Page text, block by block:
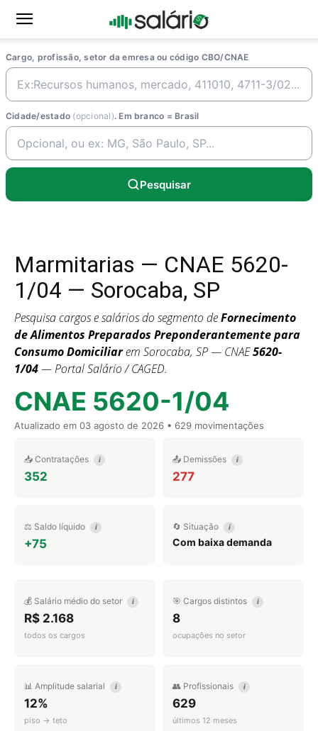
Cargo, profissão, setor da emresa ou código CBO/CNAE
Cidade/estado (opcional). Em branco = Brasil
Pesquisar
Marmitarias — CNAE 5620-
1/04 — Sorocaba, SP
Pesquisa cargos e salários do segmento deFornecimento
de Alimentos Preparados Preponderantemente para
Consumo Domiciliarem Sorocaba, SP — CNAE5620-
1/04— Portal Salário / CAGED.
CNAE 5620-1/04
Atualizado em 03 agosto de 2026 • 629 movimentações
📥 Contratações i
352
📤 Demissões i
277
⚖️ Saldo líquido i
+75
🔄 Situação i
Com baixa demanda
💰 Salário médio do setor i
R$ 2.168
todos os cargos
🎯 Cargos distintos i
8
ocupações no setor
📊 Amplitude salarial i
12%
piso → teto
👥 Profissionais i
629
últimos 12 meses